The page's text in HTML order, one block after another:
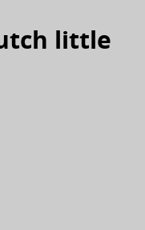
little